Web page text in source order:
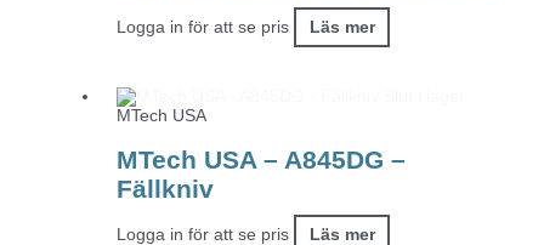
Logga in för att se pris Läs mer
MTech USA
MTech USA – A845DG –
Fällkniv
Logga in för att se pris Läs mer